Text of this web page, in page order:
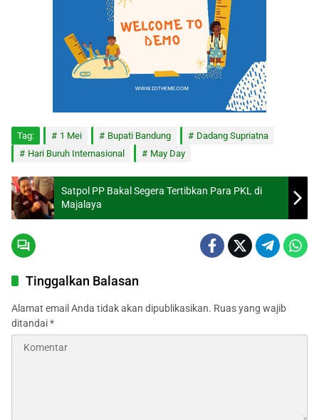
Tag: 1 Mei Bupati Bandung
Dadang Supriatna
Hari Buruh Internasional
May Day
Satpol PP Bakal Segera Tertibkan Para PKL di
Majalaya
Tinggalkan Balasan
Alamat email Anda tidak akan dipublikasikan. Ruas yang wajib
ditandai*